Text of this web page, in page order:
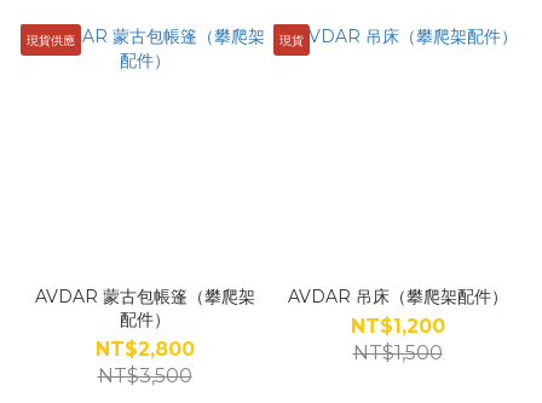
現貨供應
AVDAR 蒙古包帳篷（攀爬架
配件）
NT$2,800
NT$3,500
現貨
AVDAR 吊床（攀爬架配件）
NT$1,200
NT$1,500